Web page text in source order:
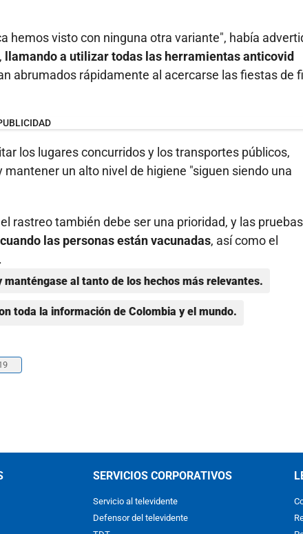
hemos visto con ninguna otra variante", había
llamando a utilizar todas las herramientas anticovid
abrumados rápidamente al acercarse las fiestas de
los lugares concurridos y los transportes públicos,
mantener un alto nivel de higiene "siguen siendo una
rastreo también debe ser una prioridad, y las pruebas
las personas están vacunadas, así como el
manténgase al tanto de los hechos más relevantes.
toda la información de Colombia y el mundo.
SERVICIOS CORPORATIVOS
Servicio al televidente
Defensor del televidente